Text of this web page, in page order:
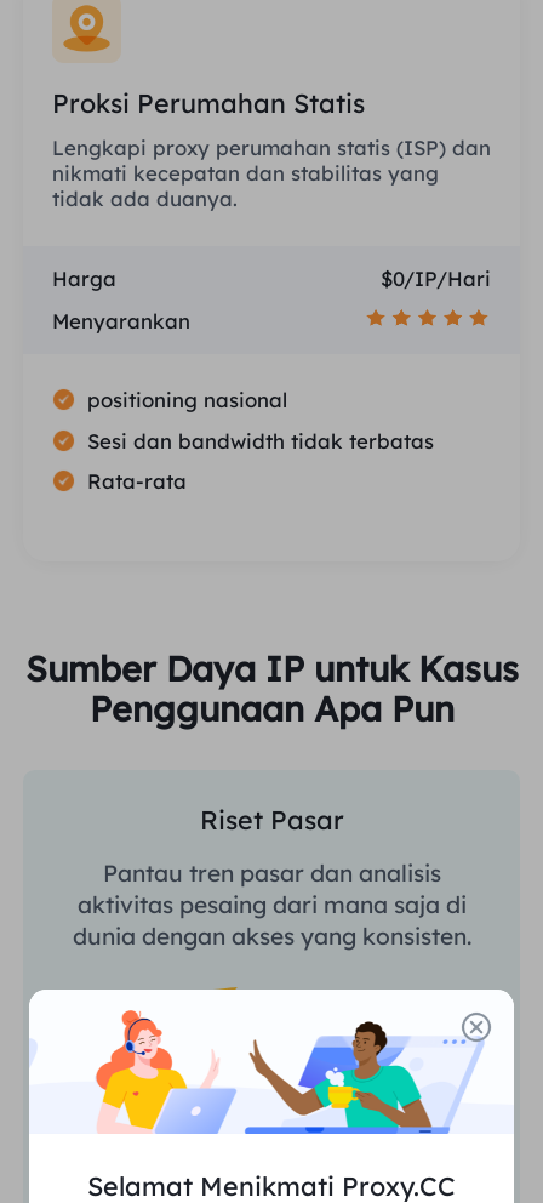
Proksi Perumahan Statis
Lengkapi proxy perumahan statis (ISP) dan
nikmati kecepatan dan stabilitas yang
tidak ada duanya.
Harga
$0/IP/Hari
Menyarankan
positioning nasional
Sesi dan bandwidth tidak terbatas
Rata-rata
Sumber Daya IP untuk Kasus
Penggunaan Apa Pun
Riset Pasar
Pantau tren pasar dan analisis
aktivitas pesaing dari mana saja di
dunia dengan akses yang konsisten.
Selamat Menikmati Proxy.CC